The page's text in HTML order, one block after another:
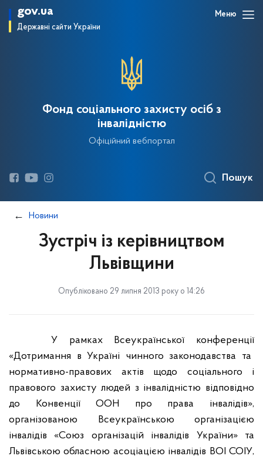
gov.ua
Державні сайти України
Меню
Фонд соціального захисту осіб з
інвалідністю
Офіційний вебпортал
Пошук
Новини
Зустріч із керівництвом
Львівщини
Опубліковано 29 липня 2013 року о 14:26
У рамках Всеукраїнської
конференції
«Дотримання в Україні чинного законодавства
та
нормативно-правових актів щодо соціального
і
правового захисту людей з інвалідністю відповідно
до
Конвенції ООН про права інвалідів»,
організованою
Всеукраїнською
організацією
інвалідів «Союз організацій інвалідів України» та
Львівською обласною асоціацією інвалідів ВОІ СОІУ,